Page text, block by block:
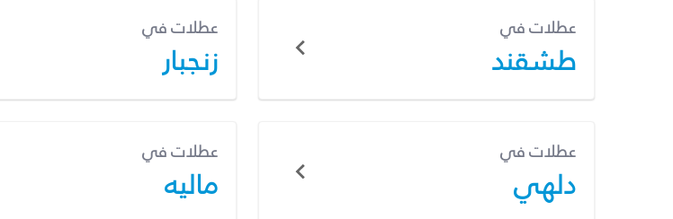
عطلات في
طشقند
عطلات في
زنجبار
عطلات في
دلهي
عطلات في
ماليه